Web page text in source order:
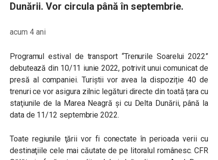
Dunării. Vor circula până în septembrie.
acum 4 ani
Programul estival de transport “Trenurile Soarelui 2022”
debutează din 10/11 iunie 2022, potrivit unui comunicat de
presă al companiei. Turiștii vor avea la dispoziție 40 de
trenuri ce vor asigura zilnic legături directe din toată țara cu
staţiunile de la Marea Neagră și cu Delta Dunării, până la
data de 11/12 septembrie 2022.
Toate regiunile ţării vor fi conectate în perioada verii cu
destinaţiile cele mai căutate de pe litoralul românesc. CFR